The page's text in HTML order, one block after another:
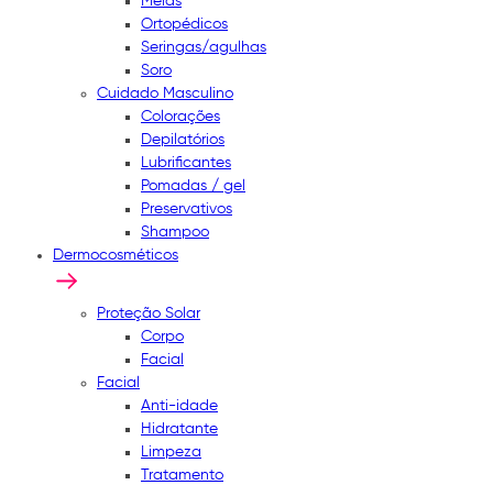
Ortopédicos
Seringas/agulhas
Soro
Cuidado Masculino
Colorações
Depilatórios
Lubrificantes
Pomadas / gel
Preservativos
Shampoo
Dermocosméticos
Proteção Solar
Corpo
Facial
Facial
Anti-idade
Hidratante
Limpeza
Tratamento